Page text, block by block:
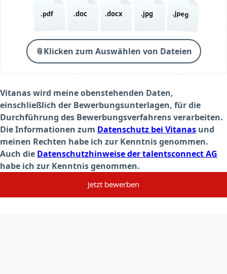
.pdf .doc .docx .jpg .jpeg
📎Klicken zum Auswählen von Dateien
Vitanas wird meine obenstehenden Daten,
einschließlich der Bewerbungsunterlagen, für die
Durchführung des Bewerbungsverfahrens verarbeiten.
Die Informationen zum Datenschutz bei Vitanas und
meinen Rechten habe ich zur Kenntnis genommen.
Auch die Datenschutzhinweise der talentsconnect AG
habe ich zur Kenntnis genommen.
Jetzt bewerben